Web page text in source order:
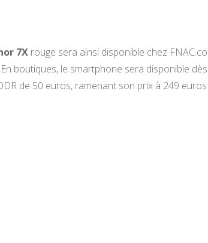
7X rouge sera ainsi disponible chez
boutiques, le smartphone sera disponible
de 50 euros, ramenant son prix à 249